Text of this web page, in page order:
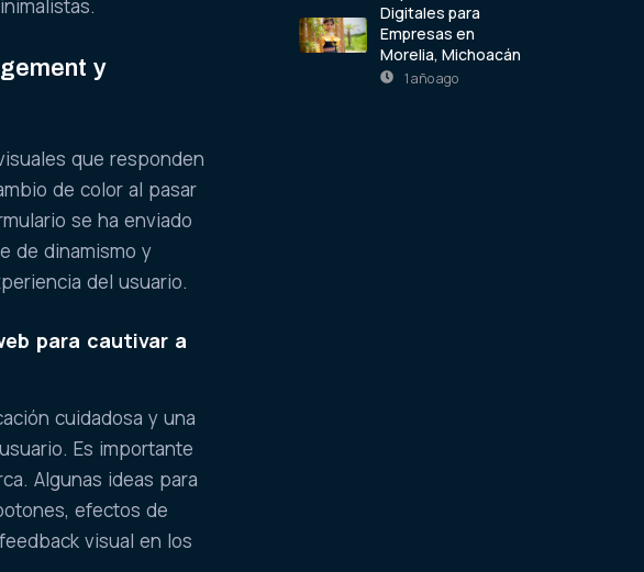
y
que responden
de color al pasar
se ha enviado
de dinamismo y
del usuario.
para cautivar a
cuidadosa y una
Es importante
Algunas ideas para
efectos de
visual en los
Digitales para
Empresas en
Morelia, Michoacán
1 año ago